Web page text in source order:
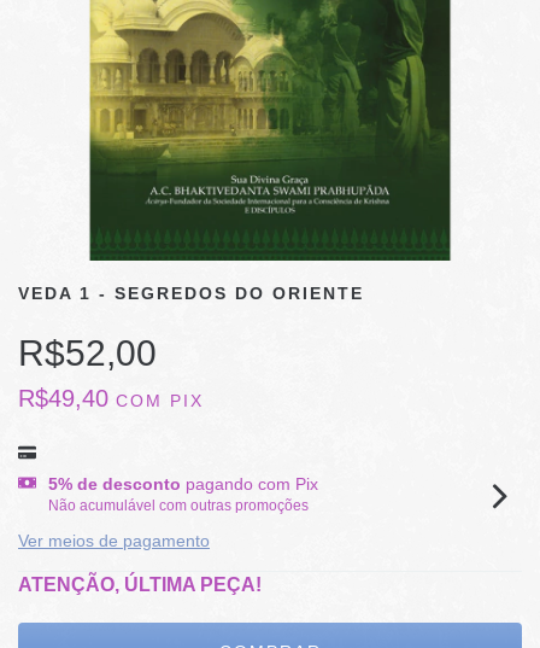
VEDA 1 - SEGREDOS DO ORIENTE
R$52,00
R$49,40 COM PIX
5% de desconto pagando com Pix
Não acumulável com outras promoções
Ver meios de pagamento
ATENÇÃO, ÚLTIMA PEÇA!